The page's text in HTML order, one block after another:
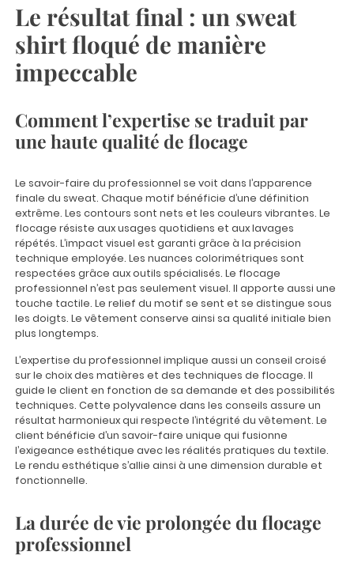
Le résultat final : un sweat
shirt floqué de manière
impeccable
Comment l’expertise se traduit par
une haute qualité de flocage
Le savoir-faire du professionnel se voit dans l’apparence
finale du sweat. Chaque motif bénéficie d’une définition
extrême. Les contours sont nets et les couleurs vibrantes. Le
flocage résiste aux usages quotidiens et aux lavages
répétés. L’impact visuel est garanti grâce à la précision
technique employée. Les nuances colorimétriques sont
respectées grâce aux outils spécialisés. Le flocage
professionnel n’est pas seulement visuel. Il apporte aussi une
touche tactile. Le relief du motif se sent et se distingue sous
les doigts. Le vêtement conserve ainsi sa qualité initiale bien
plus longtemps.
L’expertise du professionnel implique aussi un conseil croisé
sur le choix des matières et des techniques de flocage. Il
guide le client en fonction de sa demande et des possibilités
techniques. Cette polyvalence dans les conseils assure un
résultat harmonieux qui respecte l’intégrité du vêtement. Le
client bénéficie d’un savoir-faire unique qui fusionne
l’exigeance esthétique avec les réalités pratiques du textile.
Le rendu esthétique s’allie ainsi à une dimension durable et
fonctionnelle.
La durée de vie prolongée du flocage
professionnel